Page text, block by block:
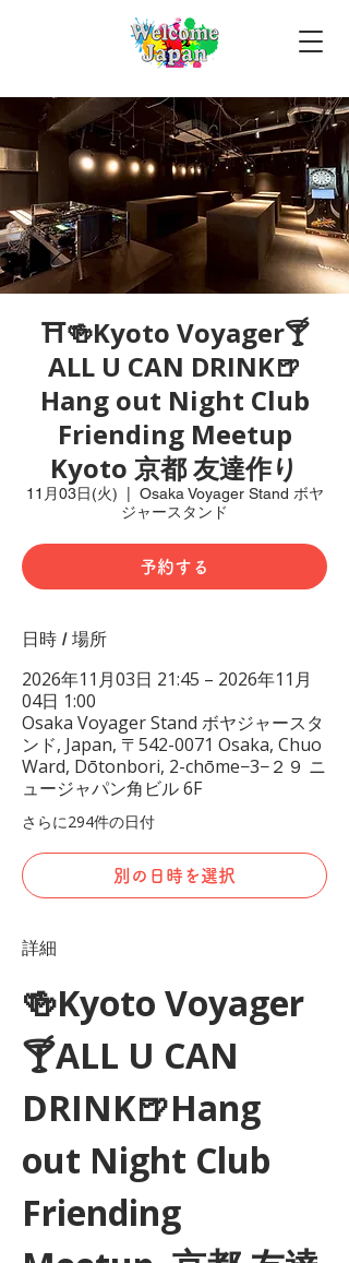
⛩🍻Kyoto Voyager🍸
ALL U CAN DRINK🍺
Hang out Night Club
Friending Meetup
Kyoto 京都 友達作り
11月03日(火)
Osaka Voyager Stand ボヤ
ジャースタンド
予約する
日時 / 場所
2026年11月03日 21:45 – 2026年11月
04日 1:00
Osaka Voyager Stand ボヤジャースタ
ンド, Japan, 〒542-0071 Osaka, Chuo
Ward, Dōtonbori, 2-chōme−3−２９ ニ
ュージャパン角ビル 6F
さらに294件の日付
別の日時を選択
詳細
🍻Kyoto Voyager
🍸ALL U CAN
DRINK🍺Hang
out Night Club
Friending